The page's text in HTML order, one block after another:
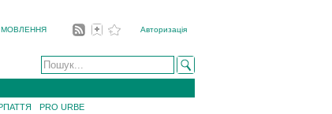
Авторизація
PRO URBE